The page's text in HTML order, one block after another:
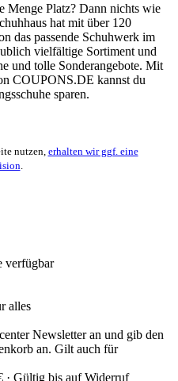
Menge Platz? Dann nichts wie
hat mit über 120
das passende Schuhwerk im
vielfältige Sortiment und
und tolle Sonderangebote. Mit
COUPONS.DE kannst du
sparen.
nutzen, erhalten wir ggf. eine
verfügbar
alles
Newsletter an und gib den
an. Gilt auch für
· Gültig bis auf Widerruf